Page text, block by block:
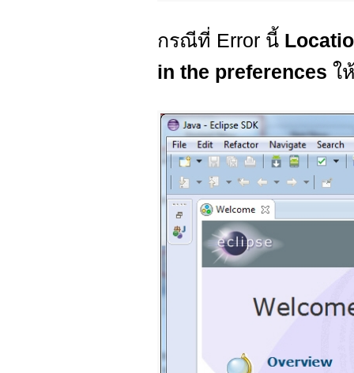
กรณีที่ Error นี้
in the preferences ใ